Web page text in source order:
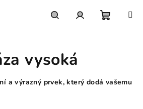
vysoká
a výrazný prvek, který dodá vašemu